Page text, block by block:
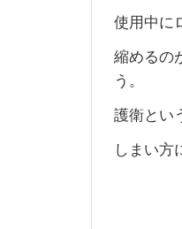
使用中に
縮めるの
う。
護衛とい
しまい方